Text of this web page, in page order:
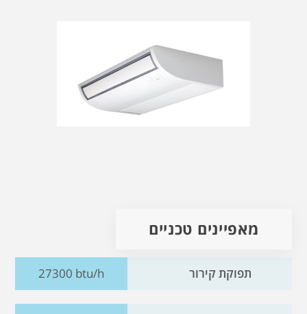
מאפיינים טכניים
תפוקת קירור 27300 btu/h